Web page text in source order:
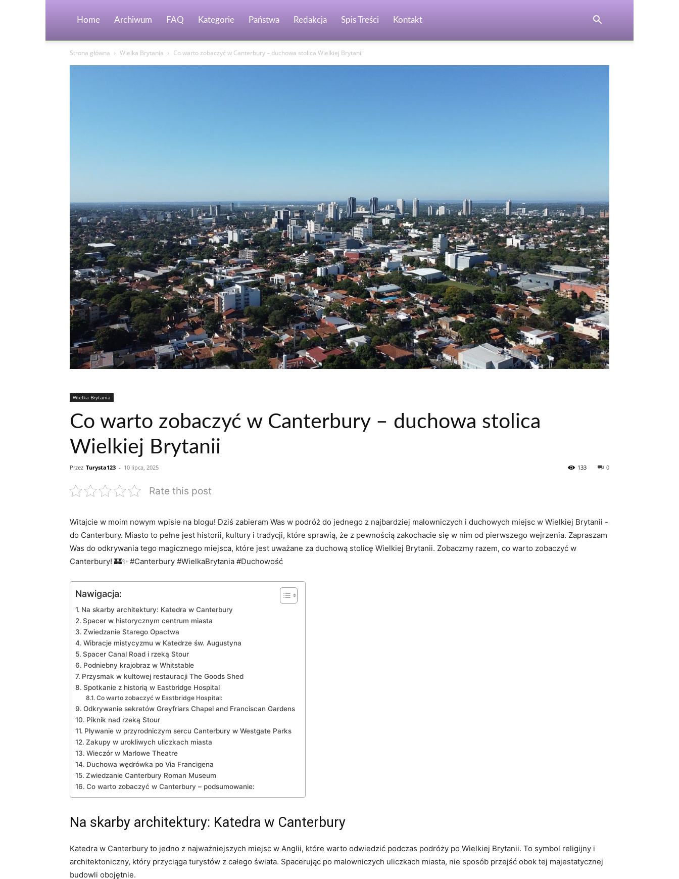
Home Archiwum FAQ Kategorie Państwa Redakcja Spis Treści Kontakt
Strona główna Wielka Brytania Co warto zobaczyć w Canterbury – duchowa stolica Wielkiej Brytanii
Wielka Brytania
Co warto zobaczyć w Canterbury – duchowa stolica
Wielkiej Brytanii
Przez Turysta123 - 10 lipca, 2025 0
133
Rate this post
Witajcie w moim ​nowym wpisie na blogu! Dziś zabieram Was w podróż do jednego z najbardziej malowniczych i⁤ duchowych miejsc w Wielkiej⁢ Brytanii‌ -‌
do Canterbury.‌ Miasto to pełne jest historii, kultury‍ i tradycji, które ⁤sprawią, że⁣ z pewnością zakochacie ⁢się w nim ​od ‍pierwszego ​wejrzenia. Zapraszam
Was ​do‍ odkrywania tego magicznego miejsca, które jest⁤ uważane ⁤za ⁤duchową stolicę ‍Wielkiej ⁤Brytanii. Zobaczmy razem, ‍co warto ⁢zobaczyć w
Canterbury! 🏰✨ #Canterbury #WielkaBrytania #Duchowość
Nawigacja:
Na skarby architektury: Katedra w Canterbury
Spacer w ‌historycznym centrum miasta
Zwiedzanie ‌Starego Opactwa
Wibracje mistycyzmu w Katedrze św.‍ Augustyna
Spacer ‌Canal‍ Road i rzeką Stour
Podniebny krajobraz w Whitstable
Przysmak w kultowej⁤ restauracji The Goods Shed
Spotkanie​ z historią w Eastbridge Hospital
Co warto zobaczyć w Eastbridge‍ Hospital:
Odkrywanie⁢ sekretów Greyfriars Chapel and Franciscan Gardens
Piknik nad rzeką Stour
Pływanie w przyrodniczym sercu Canterbury‌ w Westgate Parks
Zakupy w⁣ urokliwych uliczkach miasta
Wieczór w Marlowe Theatre
Duchowa wędrówka po Via Francigena
Zwiedzanie Canterbury Roman⁣ Museum
Co warto zobaczyć w Canterbury – podsumowanie:
Na skarby architektury: Katedra w Canterbury
Katedra w Canterbury‌ to jedno z najważniejszych miejsc⁤ w Anglii,⁢ które warto odwiedzić ​podczas podróży po ​Wielkiej Brytanii. To symbol ‌religijny i
‌architektoniczny, który przyciąga turystów z ‌całego świata. Spacerując po malowniczych‌ uliczkach miasta, nie sposób przejść ​obok tej majestatycznej⁣
budowli obojętnie.